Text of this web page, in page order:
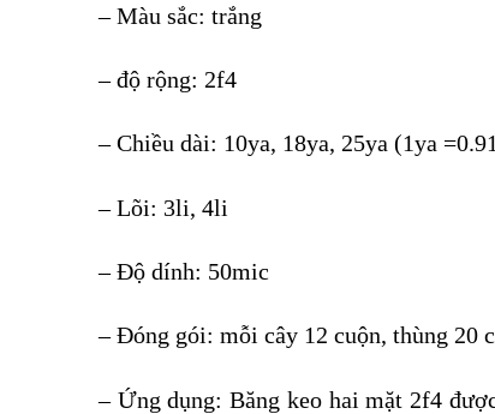
– Màu sắc: trắng
– độ rộng: 2f4
– Chiều dài: 10ya, 18ya, 25ya (1ya
– Lõi: 3li, 4li
– Độ dính: 50mic
– Đóng gói: mỗi cây 12 cuộn, thùng 20
– Ứng dụng: Băng keo hai mặt 2f4